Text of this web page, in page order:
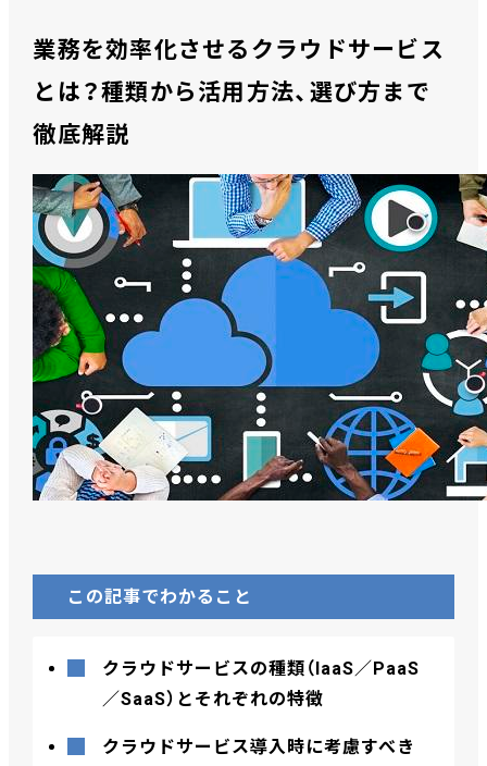
業務を効率化させるクラウドサービス
とは？種類から活用方法、選び方まで
徹底解説
この記事でわかること
クラウドサービスの種類（IaaS／PaaS
／SaaS）とそれぞれの特徴
クラウドサービス導入時に考慮すべき